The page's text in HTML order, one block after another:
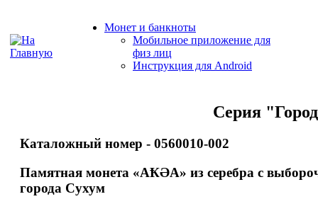
Монет и банкноты
Мобильное приложение для
физ лиц
Инструкция для Android
Серия
Каталожный номер - 0560010-002
Памятная монета «АҞӘА» из серебра с
города Сухум